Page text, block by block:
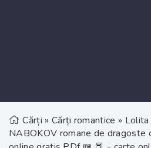
Cărți » Cărți romantice »
NABOKOV romane de